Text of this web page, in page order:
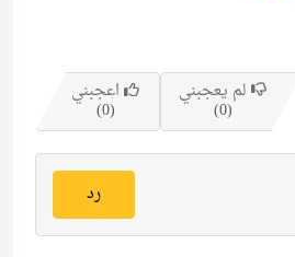
لم يعجبني
(0)
اعجبني
(0)
رد